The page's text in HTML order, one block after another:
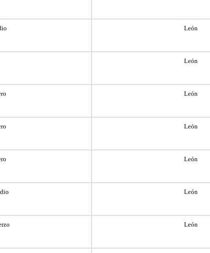
León
León
León
León
León
León
León